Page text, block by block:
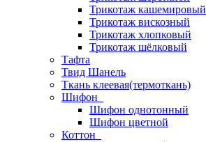
Трикотаж кашемировый
Трикотаж вискозный
Трикотаж хлопковый
Трикотаж шёлковый
Тафта
Твид Шанель
Ткань клеевая(термоткань)
Шифон
Шифон однотонный
Шифон цветной
Коттон